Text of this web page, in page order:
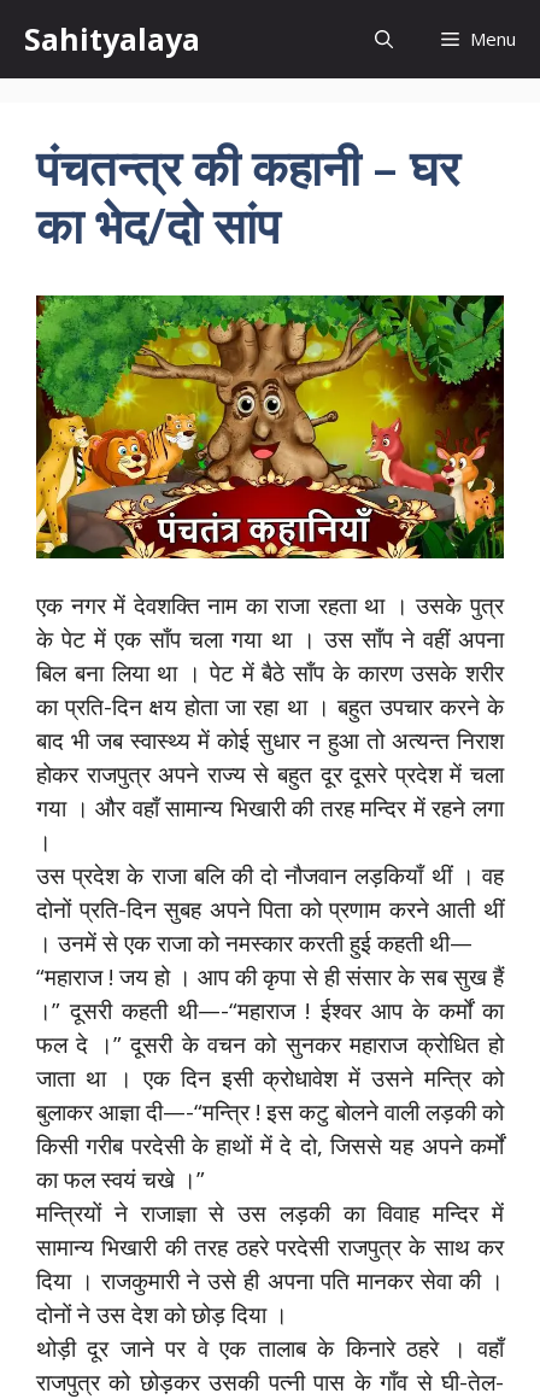
content
Sahityalaya Menu
पंचतन्त्र की कहानी – घर
का भेद/दो सांप
एक नगर में देवशक्ति नाम का राजा रहता था । उसके पुत्र
के पेट में एक साँप चला गया था । उस साँप ने वहीं अपना
बिल बना लिया था । पेट में बैठे साँप के कारण उसके शरीर
का प्रति-दिन क्षय होता जा रहा था । बहुत उपचार करने के
बाद भी जब स्वास्थ्य में कोई सुधार न हुआ तो अत्यन्त निराश
होकर राजपुत्र अपने राज्य से बहुत दूर दूसरे प्रदेश में चला
गया । और वहाँ सामान्य भिखारी की तरह मन्दिर में रहने लगा
।
उस प्रदेश के राजा बलि की दो नौजवान लड़कियाँ थीं । वह
दोनों प्रति-दिन सुबह अपने पिता को प्रणाम करने आती थीं
। उनमें से एक राजा को नमस्कार करती हुई कहती थी—
“महाराज ! जय हो । आप की कृपा से ही संसार के सब सुख हैं
।” दूसरी कहती थी—-“महाराज ! ईश्‍वर आप के कर्मों का
फल दे ।” दूसरी के वचन को सुनकर महाराज क्रोधित हो
जाता था । एक दिन इसी क्रोधावेश में उसने मन्त्रि को
बुलाकर आज्ञा दी—-“मन्त्रि ! इस कटु बोलने वाली लड़की को
किसी गरीब परदेसी के हाथों में दे दो, जिससे यह अपने कर्मों
का फल स्वयं चखे ।”
मन्त्रियों ने राजाज्ञा से उस लड़की का विवाह मन्दिर में
सामान्य भिखारी की तरह ठहरे परदेसी राजपुत्र के साथ कर
दिया । राजकुमारी ने उसे ही अपना पति मानकर सेवा की ।
दोनों ने उस देश को छोड़ दिया ।
थोड़ी दूर जाने पर वे एक तालाब के किनारे ठहरे । वहाँ
राजपुत्र को छोड़कर उसकी पत्‍नी पास के गाँव से घी-तेल-